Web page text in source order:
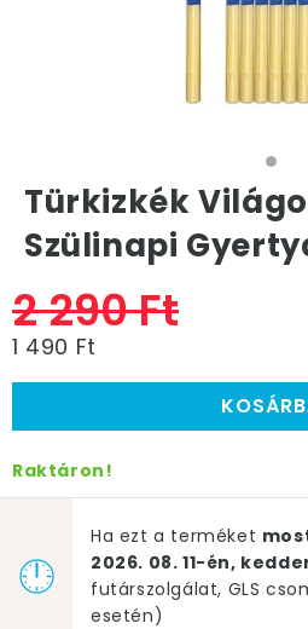
Türkizkék
Szülinapi
2 290 Ft
1 490 Ft
Raktáron!
Ha ezt a terméket
2026. 08. 11-én,
futárszolgálat, GLS
esetén)